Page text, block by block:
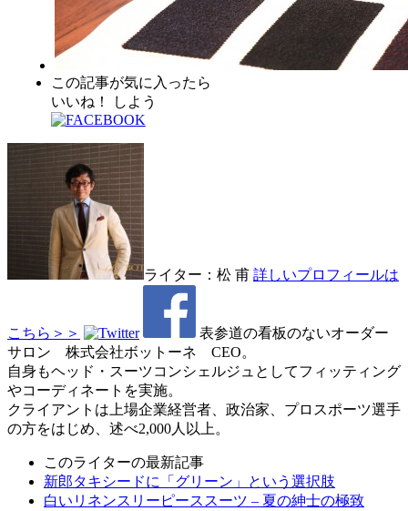
この記事が気に入ったら
いいね！ しよう
ライター：松 甫 詳しいプロフィールは
こちら＞＞
表参道の看板のないオーダー
サロン 株式会社ボットーネ CEO。
自身もヘッド・スーツコンシェルジュとしてフィッティング
やコーディネートを実施。
クライアントは上場企業経営者、政治家、プロスポーツ選手
の方をはじめ、述べ2,000人以上。
このライターの最新記事
新郎タキシードに「グリーン」という選択肢
白いリネンスリーピーススーツ – 夏の紳士の極致